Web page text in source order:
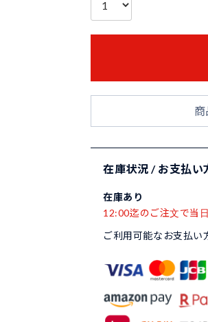
在庫状況 / お支払い
在庫あり
12:00迄のご注文で当
ご利用可能なお支払い